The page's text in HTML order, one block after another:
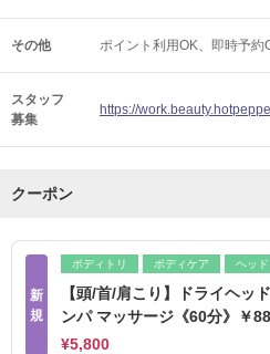
その他 ポイント利用OK 即時予約
スタッフ
募集
https://
クーポン
新
規
ボディトリ ボディケア ヘッド
【頭/首/肩こり】ドライヘッ
ンパ マッサージ《60分》￥
¥5,800